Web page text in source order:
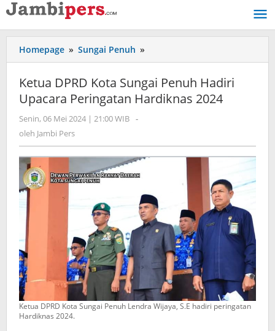
Lewati
ke
konten
Homepage » Sungai Penuh »
DPRD
Kota
Sungai
Penuh
Ketua DPRD Kota Sungai Penuh Hadiri
Upacara Peringatan Hardiknas 2024
Senin, 06 Mei 2024 | 21:00 WIB oleh
-
oleh Jambi Pers
Ketua DPRD Kota Sungai Penuh Lendra Wijaya, S.E hadiri peringatan
Hardiknas 2024.